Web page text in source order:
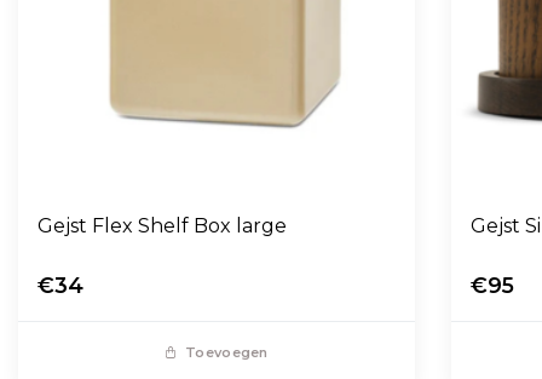
Gejst Flex Shelf Box large
€34
Toevoegen
Gejst
€95